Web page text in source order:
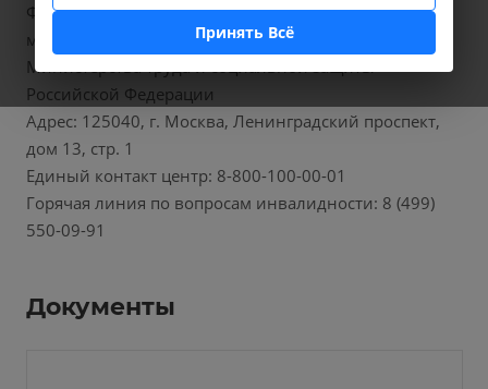
Федеральное казенное учреждение «Главное бюро
медико-социальной экспертизы по г. Москве»
Министерства труда и социальной защиты
Российской Федерации
Адрес: 125040, г. Москва, Ленинградский проспект,
дом 13, стр. 1
Единый контакт центр: 8-800-100-00-01
Горячая линия по вопросам инвалидности: 8 (499)
550-09-91
Документы
Принять Всё